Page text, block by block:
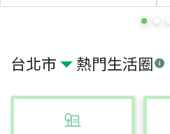
台北市 熱門生活圈